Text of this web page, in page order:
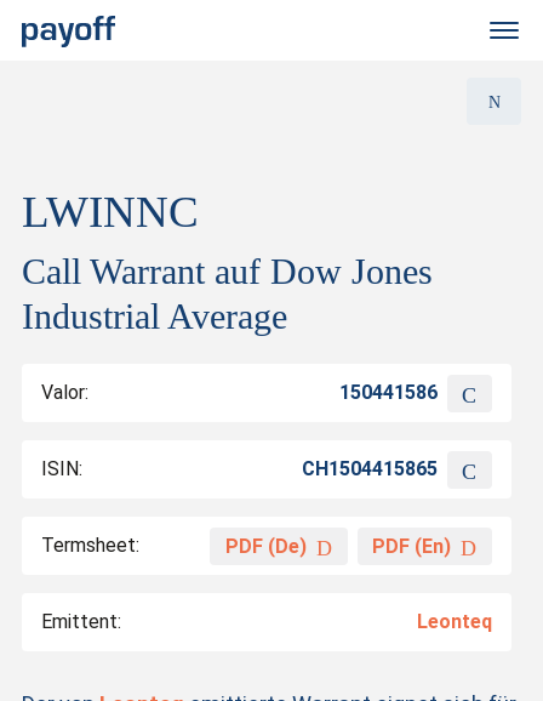
LWINNC
Call Warrant auf Dow Jones
Industrial Average
Valor: 150441586
ISIN: CH1504415865
Termsheet: PDF (De) PDF (En)
Emittent: Leonteq